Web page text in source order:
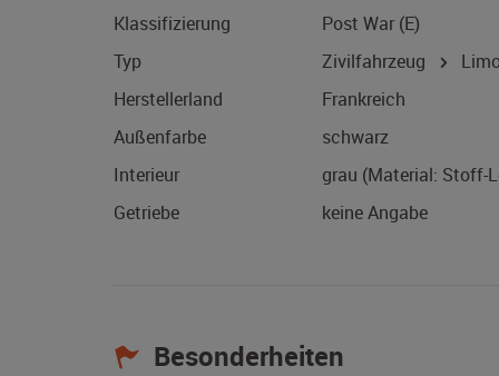
Klassifizierung
Post War (E)
Typ
Zivilfahrzeug
Herstellerland
Frankreich
Außenfarbe
schwarz
Interieur
grau (Material: Stoff-
Getriebe
keine Angabe
Besonderheiten